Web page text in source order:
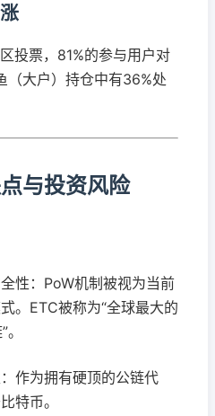
投票，81%的参与用户对
（大户）持仓中有36%处
与投资风险
性：PoW机制被视为当前
。ETC被称为“全球最大的
作为拥有硬顶的公链代
特币。